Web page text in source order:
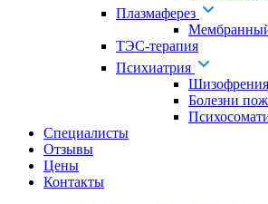
Плазмаферез
ТЭС-терапия
Психиатрия
Болезни
Специалисты
Отзывы
Цены
Контакты